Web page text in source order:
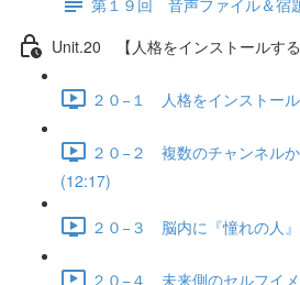
Unit.20 【人格をインストールする
２０−１ 人格をインストー
２０−２ 複数のチャンネル
(12:17)
２０−３ 脳内に『憧れの人
２０−４ 未来側のセルフイ